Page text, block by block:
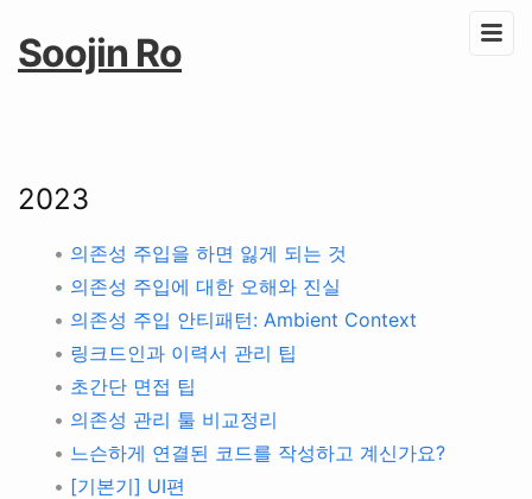
Soojin Ro
2023
• 의존성 주입을 하면 잃게 되는 것
• 의존성 주입에 대한 오해와 진실
• 의존성 주입 안티패턴: Ambient Context
• 링크드인과 이력서 관리 팁
• 초간단 면접 팁
• 의존성 관리 툴 비교정리
• 느슨하게 연결된 코드를 작성하고 계신가요?
• [기본기] UI편